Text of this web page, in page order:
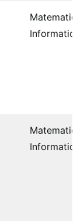
Informatică
Informatică